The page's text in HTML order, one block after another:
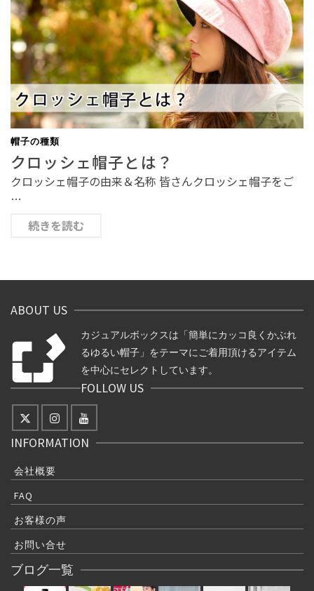
帽子の種類
クロッシェ帽子とは？
クロッシェ帽子の由来＆名称 皆さんクロッシェ帽子をご
…
続きを読む
ABOUT US
カジュアルボックスは「簡単にカッコ良くかぶれ
るゆるい帽子」をテーマにご着用頂けるアイテム
を中心にセレクトしています。
FOLLOW US
INFORMATION
会社概要
FAQ
お客様の声
お問い合せ
ブログ一覧